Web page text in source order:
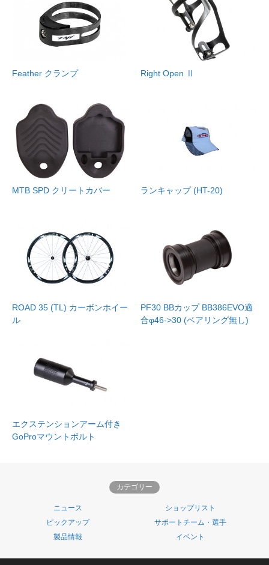
Feather クランプ Right Open Ⅱ
MTB SPD クリートカバー ランキャップ (HT-20)
ROAD 35 (TL) カーボンホイー
ル
PF30 BBカップ BB386EVO適
合φ46->30 (ベアリング無し)
エクステンションアーム付き
GoProマウントボルト
カテゴリー
ニュース
ショップリスト
ピックアップ
サポートチーム・選手
製品情報
イベント